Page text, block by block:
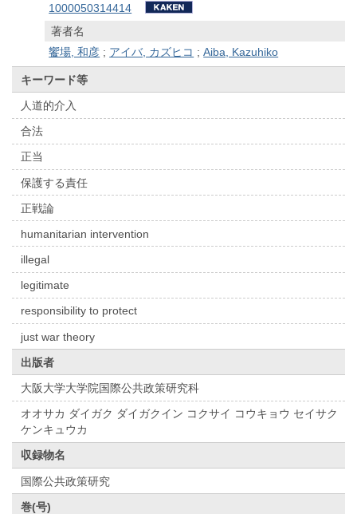
1000050314414
著者名
饗場, 和彦 ; アイバ, カズヒコ ;Aiba, Kazuhiko
キーワード等
人道的介入
合法
正当
保護する責任
正戦論
humanitarian intervention
illegal
legitimate
responsibility to protect
just war theory
出版者
大阪大学大学院国際公共政策研究科
オオサカ ダイガク ダイガクイン コクサイ コウキョウ セイサク
ケンキュウカ
収録物名
国際公共政策研究
巻(号)